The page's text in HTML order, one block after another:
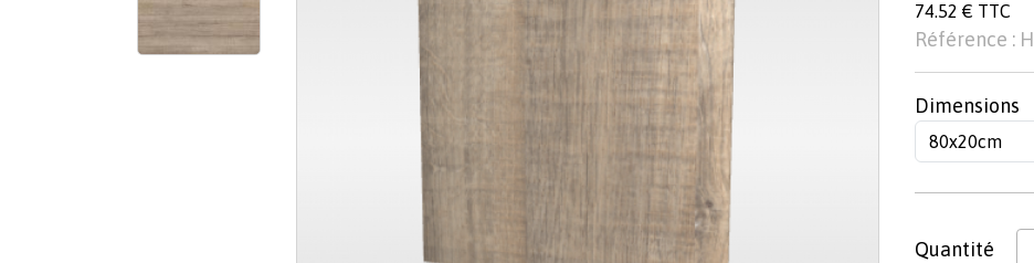
74.52 € TTC
Référence :
Dimensions
Quantité